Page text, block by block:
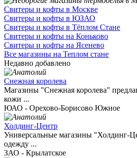
Свитеры и кофты в Москве
Свитеры и кофты в ЮЗАО
Свитеры и кофты в Тёплом Стане
Свитеры и кофты на Коньково
Свитеры и кофты на Ясенево
Все магазины на Теплом стане
Недавно добавлено
Снежная королева
Магазины "Снежная королева"
кожи ...
ЮАО - Орехово-Борисово Южное
Холдинг-Центр
Универсальные магазины "Холдинг-
одежду ...
ЗАО - Крылатское